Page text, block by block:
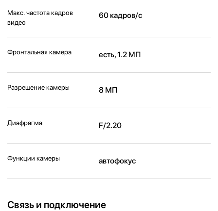
Макс. частота кадров
видео
60 кадров/с
Фронтальная камера есть, 1.2 МП
Разрешение камеры 8 МП
Диафрагма F/2.20
Функции камеры автофокус
Связь и подключение